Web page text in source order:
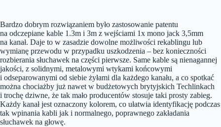
Bardzo dobrym rozwiązaniem było zastosowanie patentu
na odczepiane kable 1.3m i 3m z wejściami 1x mono jack 3,5mm
na kanał. Daje to w zasadzie dowolne możliwości rekablingu lub
wymianę przewodu w przypadku uszkodzenia – bez konieczności
rozbierania słuchawek na części pierwsze. Same kable są nienagannej
jakości, z solidnymi, metalowymi wtykami końcowymi
i odseparowanymi od siebie żyłami dla każdego kanału, a co spotkać
można chociażby już nawet w budżetowych brytyjskich Techlinkach
i trochę dziwne, że tak mało producentów stosuje taki prosty zabieg.
Każdy kanał jest oznaczony kolorem, co ułatwia identyfikację podczas
tak wpinania kabli jak i normalnego, poprawnego zakładania
słuchawek na głowę.